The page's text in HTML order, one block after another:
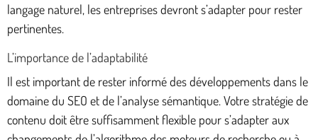
langage naturel, les entreprises devront s’adapter pour rester
pertinentes.
L’importance de l’adaptabilité
Il est important de rester informé des développements dans le
domaine du SEO et de l’analyse sémantique. Votre stratégie de
contenu doit être suffisamment flexible pour s’adapter aux